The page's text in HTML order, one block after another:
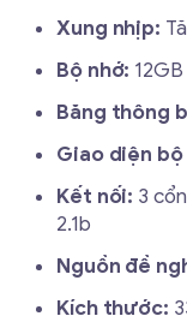
Xung nhịp:
Bộ nhớ:
Băng thông
Giao diện bộ
Kết nối: 3
2.1b
Nguồn đề
Kích thước: